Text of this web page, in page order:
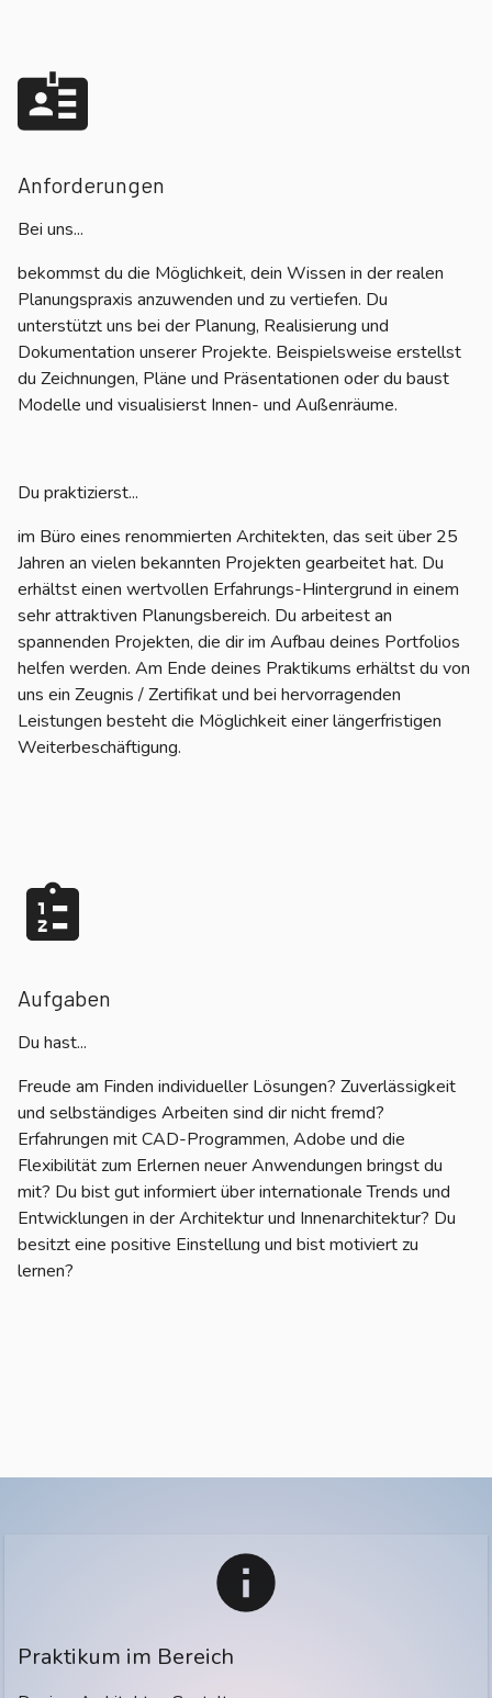
Anforderungen
Bei uns...
bekommst du die Möglichkeit, dein Wissen in der realen
Planungspraxis anzuwenden und zu vertiefen. Du
unterstützt uns bei der Planung, Realisierung und
Dokumentation unserer Projekte. Beispielsweise erstellst
du Zeichnungen, Pläne und Präsentationen oder du baust
Modelle und visualisierst Innen- und Außenräume.
Du praktizierst...
im Büro eines renommierten Architekten, das seit über 25
Jahren an vielen bekannten Projekten gearbeitet hat. Du
erhältst einen wertvollen Erfahrungs-Hintergrund in einem
sehr attraktiven Planungsbereich. Du arbeitest an
spannenden Projekten, die dir im Aufbau deines Portfolios
helfen werden. Am Ende deines Praktikums erhältst du von
uns ein Zeugnis / Zertifikat und bei hervorragenden
Leistungen besteht die Möglichkeit einer längerfristigen
Weiterbeschäftigung.
Aufgaben
Du hast...
Freude am Finden individueller Lösungen? Zuverlässigkeit
und selbständiges Arbeiten sind dir nicht fremd?
Erfahrungen mit CAD-Programmen, Adobe und die
Flexibilität zum Erlernen neuer Anwendungen bringst du
mit? Du bist gut informiert über internationale Trends und
Entwicklungen in der Architektur und Innenarchitektur? Du
besitzt eine positive Einstellung und bist motiviert zu
lernen?
Praktikum im Bereich